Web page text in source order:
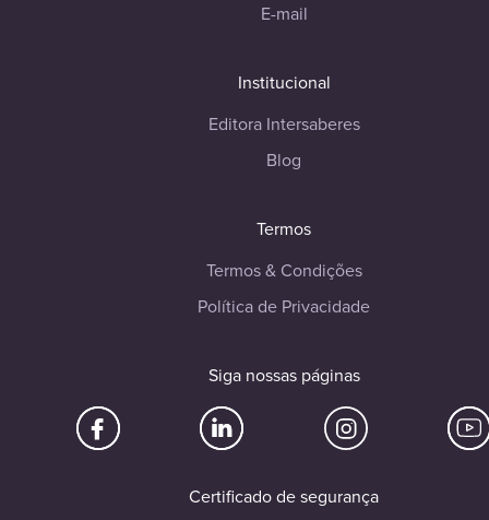
E-mail
Institucional
Editora Intersaberes
Blog
Termos
Termos & Condições
Política de Privacidade
Siga nossas páginas
Certificado de segurança